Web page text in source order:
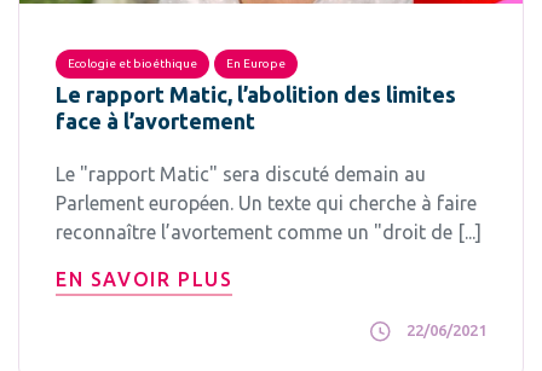
Ecologie et bioéthique En Europe
Le rapport Matic, l’abolition des limites
face à l’avortement
Le "rapport Matic" sera discuté demain au
Parlement européen. Un texte qui cherche à faire
reconnaître l’avortement comme un "droit de [...]
EN SAVOIR PLUS
22/06/2021